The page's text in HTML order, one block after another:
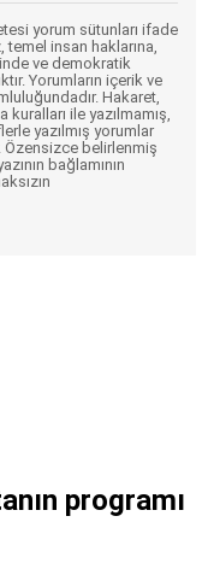
yorum sütunları ifade
temel insan haklarına,
ve demokratik
Yorumların içerik ve
Hakaret,
ile yazılmamış,
yazılmış yorumlar
Özensizce belirlenmiş
bağlamının
programı